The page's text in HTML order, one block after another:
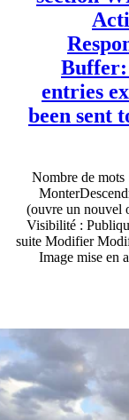
section
Ads
Disable
locations.
widgets.
post
section
Buffer:
entries
been sent